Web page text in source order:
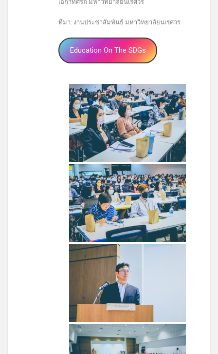
เอกาทศรถ มหาวิทยาลัยนเรศวร
ที่มา: งานประชาสัมพันธ์ มหาวิทยาลัยนเรศวร
Education On The SDGs